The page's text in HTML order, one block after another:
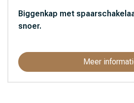
Biggenkap met
snoer.
Meer